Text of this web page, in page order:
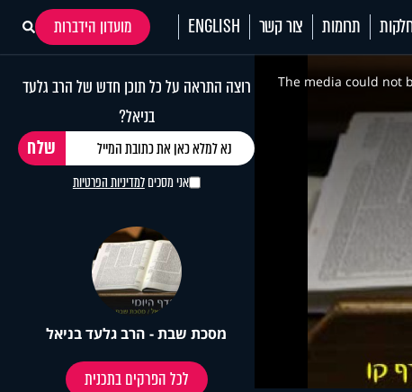
תרומות צור קשר ENGLISH
מועדון הידברות
This
modalThe media could not
רוצה התראה על כל תוכן חדש של הרב גלעד
בניאל?
אני מסכיםלמדיניות הפרטיות
מסכת שבת - הרב גלעד בניאל
לכל הפרקים בתכנית